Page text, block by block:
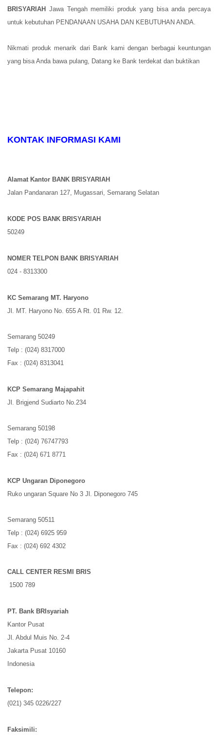
BRISYARIAH Jawa Tengah memiliki produk yang bisa anda percaya
untuk kebutuhan PENDANAAN USAHA DAN KEBUTUHAN ANDA.
Nikmati produk menarik dari Bank kami dengan berbagai keuntungan
yang bisa Anda bawa pulang, Datang ke Bank terdekat dan buktikan
KONTAK INFORMASI KAMI
Alamat Kantor BANK BRISYARIAH
Jalan Pandanaran 127, Mugassari, Semarang Selatan
KODE POS BANK BRISYARIAH
50249
NOMER TELPON BANK BRISYARIAH
024 - 8313300
KC Semarang MT. Haryono
Jl. MT. Haryono No. 655 A Rt. 01 Rw. 12.
Semarang 50249
Telp : (024) 8317000
Fax : (024) 8313041
KCP Semarang Majapahit
Jl. Brigjend Sudiarto No.234
Semarang 50198
Telp : (024) 76747793
Fax : (024) 671 8771
KCP Ungaran Diponegoro
Ruko ungaran Square No 3 Jl. Diponegoro 745
Semarang 50511
Telp : (024) 6925 959
Fax : (024) 692 4302
CALL CENTER RESMI BRIS
1500 789
PT. Bank BRIsyariah
Kantor Pusat
Jl. Abdul Muis No. 2-4
Jakarta Pusat 10160
Indonesia
Telepon:
(021) 345 0226/227
Faksimili: